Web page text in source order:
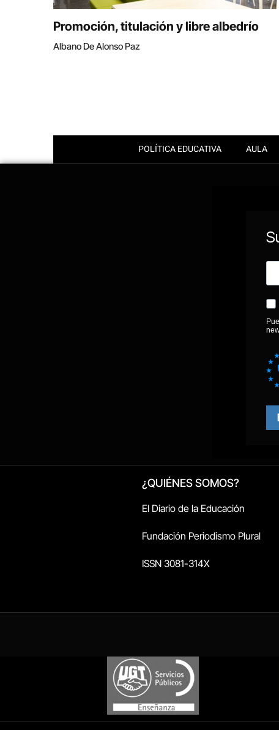
Promoción, titulación y libre albedrío
Albano De Alonso Paz
POLÍTICA EDUCATIVA AULA
¿QUIÉNES SOMOS?
El Diario de la Educación
Fundación Periodismo Plural
ISSN 3081-314X